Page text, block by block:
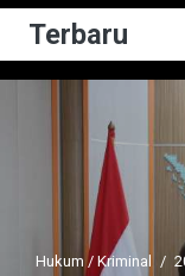
Terbaru
Hukum / Kriminal /